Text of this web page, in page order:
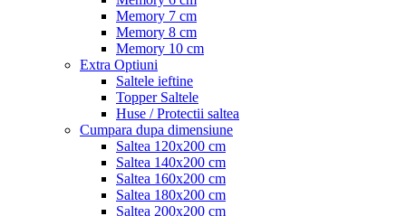
Memory 7 cm
Memory 8 cm
Memory 10 cm
Extra Optiuni
Saltele ieftine
Topper Saltele
Huse / Protectii saltea
Cumpara dupa dimensiune
Saltea 120x200 cm
Saltea 140x200 cm
Saltea 160x200 cm
Saltea 180x200 cm
Saltea 200x200 cm